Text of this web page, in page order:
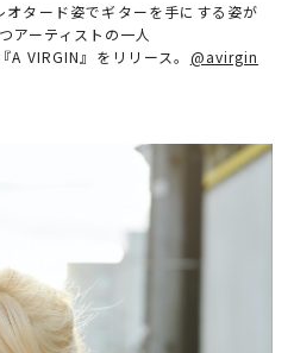
タード姿でギターを手にする姿が
アーティストの一人
VIRGIN』をリリース。 @avirgin